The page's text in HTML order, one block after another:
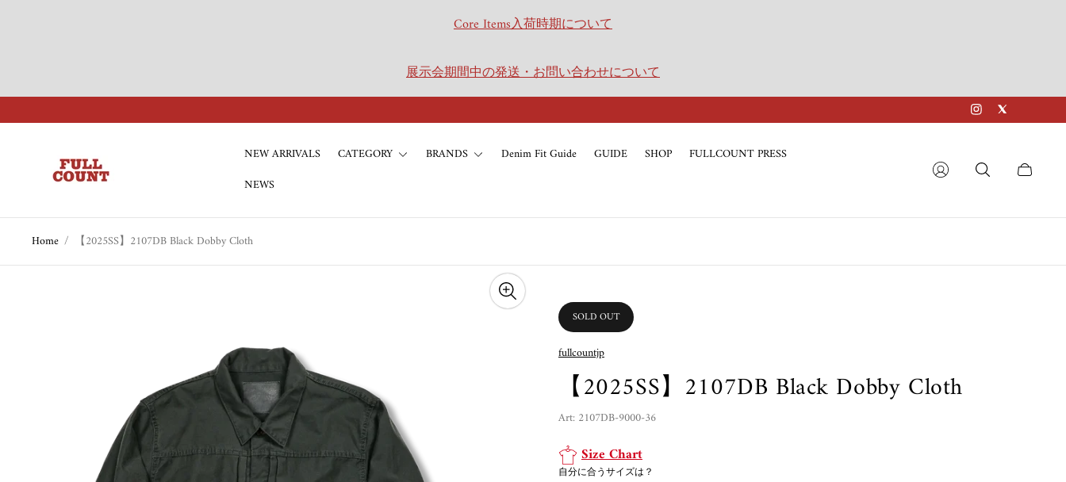
Core Items入荷時期について
展示会期間中の発送・お問い合わせについて
NEW ARRIVALS CATEGORY BRANDS Denim Fit Guide GUIDE SHOP
FULLCOUNT PRESS
NEWS
Cart
Home / 【2025SS】2107DB Black Dobby Cloth
PRODUCT
LABEL:
SOLD OUT
fullcountjp
【2025SS】2107DB Black Dobby Cloth
Art: 2107DB-9000-36
Size Chart
自分に合うサイズは？